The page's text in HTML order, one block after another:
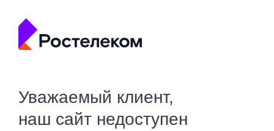
Уважаемый клиент,
наш сайт недоступен